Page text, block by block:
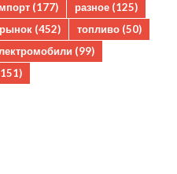
(177) разное (125)
(452) топливо (50)
(99)